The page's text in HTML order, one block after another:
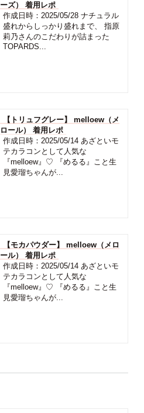
ーズ） 着用レポ
作成日時：2025/05/28 ナチュラル
盛れからしっかり盛れまで、 指原
莉乃さんのこだわりが詰まった
TOPARDS...
【トリュフグレー】 melloew（メ
ロール） 着用レポ
作成日時：2025/05/14 あざといモ
テカラコンとして人気な
『melloew』♡ 『めるる』こと生
見愛瑠ちゃんが...
【モカパウダー】 melloew（メロ
ール） 着用レポ
作成日時：2025/05/14 あざといモ
テカラコンとして人気な
『melloew』♡ 『めるる』こと生
見愛瑠ちゃんが...